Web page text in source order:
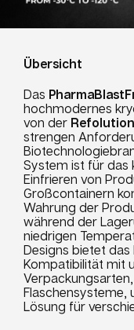
Übersicht
Das
hochmodernes
von der
strengen
System ist für das
Einfrieren von
Großcontainern
Wahrung der
während der
niedrigen
Designs bietet das
Kompatibilität mit
Flaschensysteme,
Lösung für